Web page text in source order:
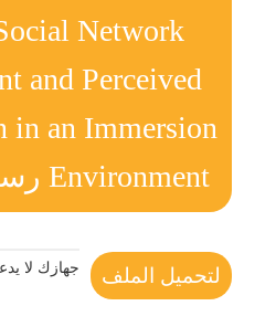
Network
and Perceived
in an Immersion
Environment رسالة ماجستير
لتحميل الملف جهازك لا